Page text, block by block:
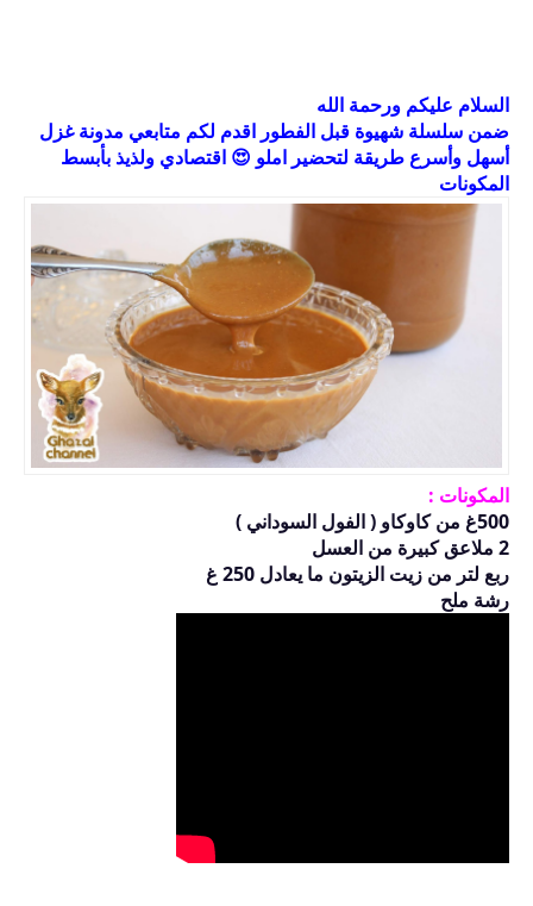
السلام عليكم ورحمة الله
ضمن سلسلة شهيوة قبل الفطور اقدم لكم متابعي مدونة غزل
أسهل وأسرع طريقة لتحضير املو 😍 اقتصادي ولذيذ بأبسط
المكونات
المكونات :
500غ من كاوكاو ( الفول السوداني )
2 ملاعق كبيرة من العسل
ربع لتر من زيت الزيتون ما يعادل 250 غ
رشة ملح